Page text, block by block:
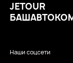
Наши соцсети
JETOUR